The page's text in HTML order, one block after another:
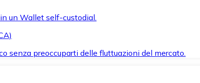
un Wallet self-custodial.
senza preoccuparti delle fluttuazioni del mercato.